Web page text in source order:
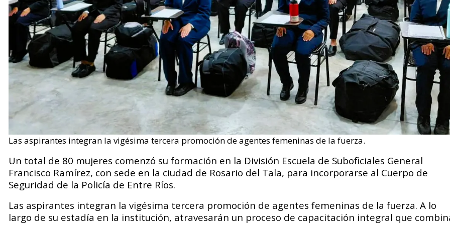
Las aspirantes integran la vigésima tercera promoción de agentes femeninas de la fuerza.
Un total de 80 mujeres comenzó su formación en la División Escuela de Suboficiales General
Francisco Ramírez, con sede en la ciudad de Rosario del Tala, para incorporarse al Cuerpo de
Seguridad de la Policía de Entre Ríos.
Las aspirantes integran la vigésima tercera promoción de agentes femeninas de la fuerza. A lo
largo de su estadía en la institución, atravesarán un proceso de capacitación integral que